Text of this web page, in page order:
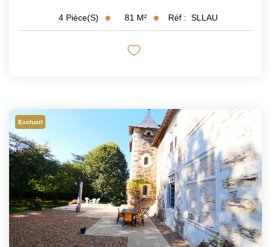
4 Pièce(s) 81 M² Réf : SLLAU
Exclusif